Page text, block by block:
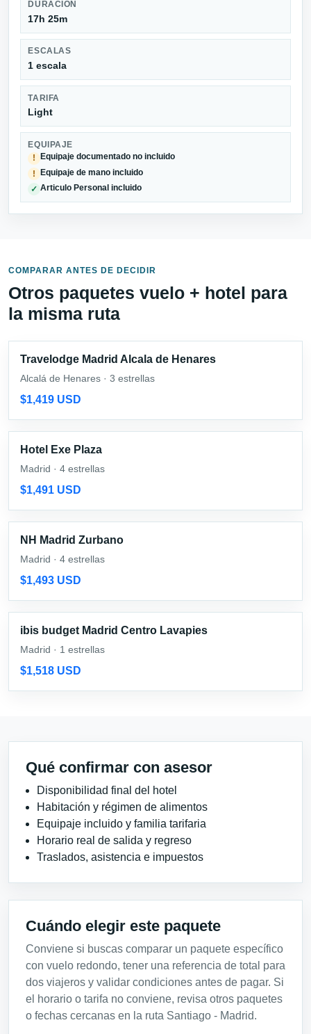
DURACIÓN
17h 25m
ESCALAS
1 escala
TARIFA
Light
EQUIPAJE
!
Equipaje documentado no incluido
! Equipaje de mano incluido
✓ Articulo Personal incluido
COMPARAR ANTES DE DECIDIR
Otros paquetes vuelo + hotel para
la misma ruta
Travelodge Madrid Alcala de Henares
Alcalá de Henares · 3 estrellas
$1,419 USD
Hotel Exe Plaza
Madrid · 4 estrellas
$1,491 USD
NH Madrid Zurbano
Madrid · 4 estrellas
$1,493 USD
ibis budget Madrid Centro Lavapies
Madrid · 1 estrellas
$1,518 USD
Qué confirmar con asesor
Disponibilidad final del hotel
Habitación y régimen de alimentos
Equipaje incluido y familia tarifaria
Horario real de salida y regreso
Traslados, asistencia e impuestos
Cuándo elegir este paquete
Conviene si buscas comparar un paquete específico
con vuelo redondo, tener una referencia de total para
dos viajeros y validar condiciones antes de pagar. Si
el horario o tarifa no conviene, revisa otros paquetes
o fechas cercanas en la ruta Santiago - Madrid.